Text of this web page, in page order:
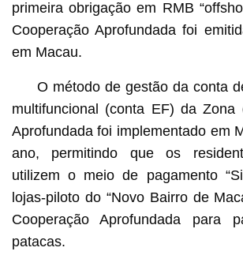
primeira obrigação em RMB
Cooperação Aprofundada foi
em Macau.
O método de gestão da conta
multifuncional (conta EF) da Zona
Aprofundada foi implementado em
ano, permitindo que os
utilizem o meio de pagamento
lojas-piloto do “Novo Bairro de
Cooperação Aprofundada para
patacas.